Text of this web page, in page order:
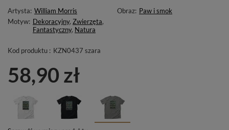
Artysta: William Morris Obraz: Paw i smok
Motyw: Dekoracyjny, Zwierzęta,
Fantastyczny, Natura
Kod produktu : KZN0437 szara
58,90 zł